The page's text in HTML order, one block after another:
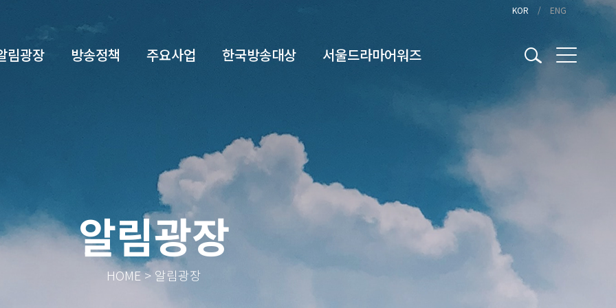
KOR ENG
림광장 방송정책 주요사업 한국방송대상 서울드라마어워즈
알림광장
HOME > 알림광장